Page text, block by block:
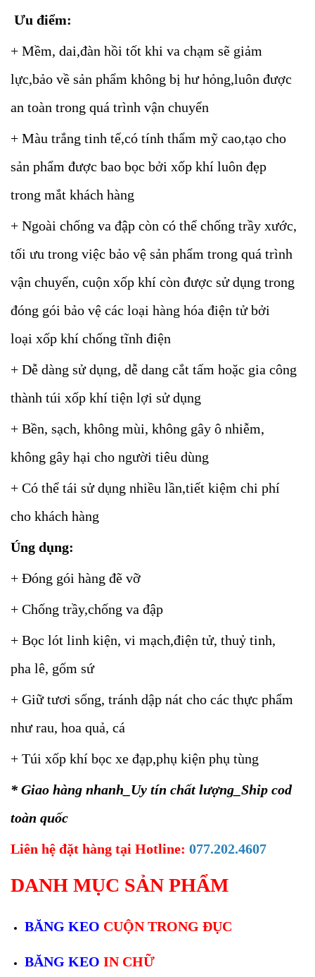
Ưu điểm:
+ Mềm, dai,đàn hồi tốt khi va chạm sẽ giảm
lực,bảo về sản phẩm không bị hư hỏng,luôn được
an toàn trong quá trình vận chuyển
+ Màu trắng tinh tế,có tính thẩm mỹ cao,tạo cho
sản phẩm được bao bọc bởi xốp khí luôn đẹp
trong mắt khách hàng
+ Ngoài chống va đập còn có thể chống trầy xước,
tối ưu trong việc bảo vệ sản phẩm trong quá trình
vận chuyển, cuộn xốp khí còn được sử dụng trong
đóng gói bảo vệ các loại hàng hóa điện tử bởi
loại xốp khí chống tĩnh điện
+ Dễ dàng sử dụng, dễ dang cắt tấm hoặc gia công
thành túi xốp khí tiện lợi sử dụng
+ Bền, sạch, không mùi, không gây ô nhiễm,
không gây hại cho người tiêu dùng
+ Có thể tái sử dụng nhiều lần,tiết kiệm chi phí
cho khách hàng
Úng dụng:
+ Đóng gói hàng đẽ vỡ
+ Chống trầy,chống va đập
+ Bọc lót linh kiện, vi mạch,điện tử, thuỷ tinh,
pha lê, gốm sứ
+ Giữ tươi sống, tránh dập nát cho các thực phẩm
như rau, hoa quả, cá
+ Túi xốp khí bọc xe đạp,phụ kiện phụ tùng
* Giao hàng nhanh_Uy tín chất lượng_Ship cod
toàn quốc
Liên hệ đặt hàng tại Hotline: 077.202.4607
DANH MỤC SẢN PHẨM
BĂNG KEO CUỘN TRONG ĐỤC
BĂNG KEO IN CHỮ